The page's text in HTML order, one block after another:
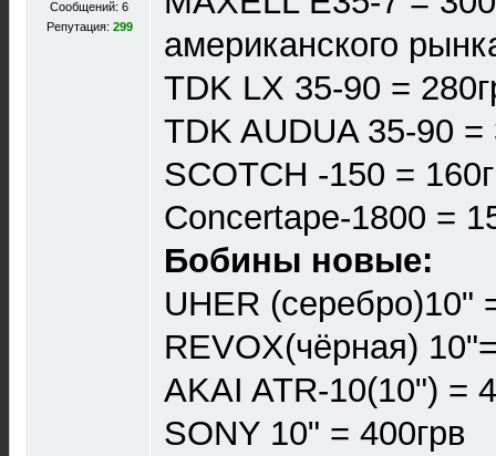
Сообщений: 6
Репутация: 299
американского
TDK LX 35-90 =
TDK AUDUA 35-90 =
SCOTCH -150 =
Concertape-1800 =
Бобины новые:
UHER (серебро)10"
REVOX(чёрная)
AKAI ATR-10(10") =
SONY 10" = 400грв